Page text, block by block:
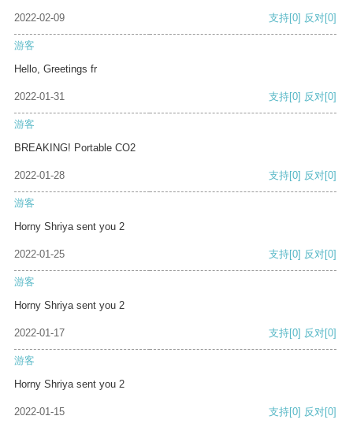
2022-02-09 支持[0] 反对[0]
游客
Hello, Greetings fr
2022-01-31 支持[0] 反对[0]
游客
BREAKING! Portable CO2
2022-01-28 支持[0] 反对[0]
游客
Horny Shriya sent you 2
2022-01-25 支持[0] 反对[0]
游客
Horny Shriya sent you 2
2022-01-17 支持[0] 反对[0]
游客
Horny Shriya sent you 2
2022-01-15 支持[0] 反对[0]